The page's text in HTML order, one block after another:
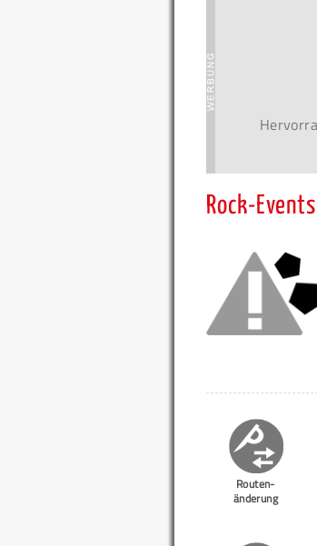
Rock-Events
Routen-
änderung